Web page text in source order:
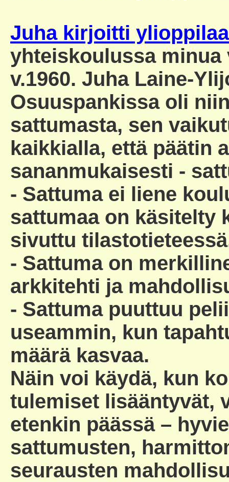
Juha kirjoitti
yhteiskoulussa
v.1960. Juha Laine-
Osuuspankissa oli
sattumasta, sen
kaikkialla, että päätin
sananmukaisesti -
- Sattuma ei liene
sattumaa on käsitelty
sivuttu
- Sattuma on
arkkitehti ja
- Sattuma puuttuu
useammin, kun
määrä kasvaa.
Näin voi käydä, kun
tulemiset lisääntyvät,
etenkin päässä –
sattumusten,
seurausten